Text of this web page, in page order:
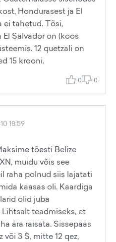
Hondurasest ja El
ei tahetud. Tõsi,
Salvador on (koos
12 quetzali on
15 krooni.
0 0
18:59
tõesti Belize
muidu võis see
raha polnud siis lajatati
kaasas oli. Kaardiga
olid juba
teadmiseks, et
ära raisata. Sissepääs
või 3 $, mitte 12 qez,